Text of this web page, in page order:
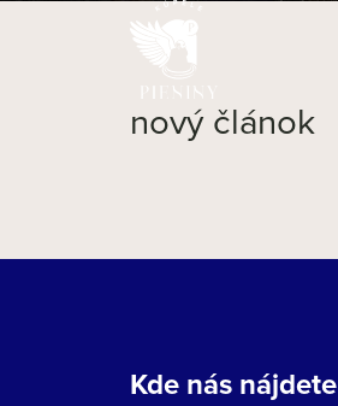
nový článok
Kde nás nájdete